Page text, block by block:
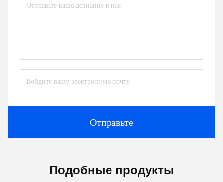
Отправьте
Подобные продукты